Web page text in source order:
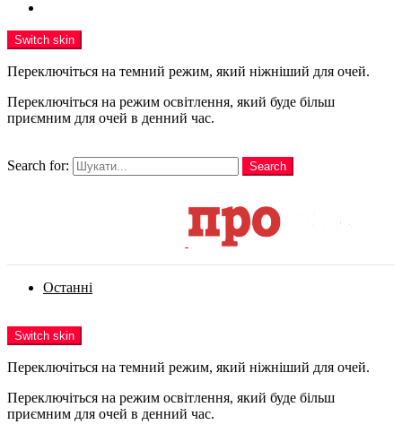
Switch skin
Переключіться на темний режим, який ніжніший для очей.
Переключіться на режим освітлення, який буде більш
приємним для очей в денний час.
Search for:
Search
Останні
Switch skin
Переключіться на темний режим, який ніжніший для очей.
Переключіться на режим освітлення, який буде більш
приємним для очей в денний час.